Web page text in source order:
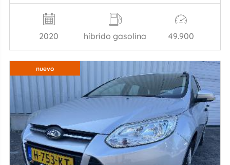
2020 híbrido gasolina 49.900
nuevo